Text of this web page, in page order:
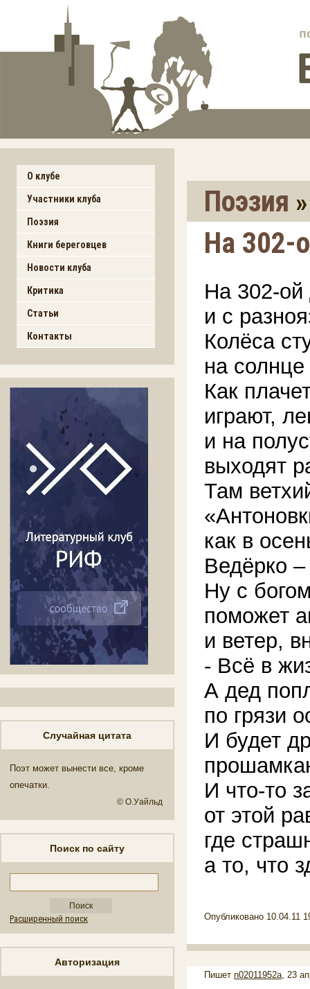
О клубе
Участники клуба
Поэзия
Книги береговцев
Новости клуба
Критика
Статьи
Контакты
Случайная цитата
Поэт может вынести все, кроме
опечатки.
© О.Уайльд
Поиск по сайту
Расширенный поиск
Авторизация
Поэзия
На 302-
На 302-ой
и с
Колёса
на солнце
Как
играют,
и на
выходят
Там
как в
Ведёрко
Ну с
поможет
и ветер,
- Всё в
А дед
по грязи
И будет
И что-то
от этой
где
а то, что
Опубликовано 10.04.11
Пишет n02011952a, 23